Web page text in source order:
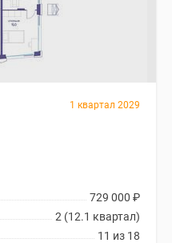
1 квартал 2029
729 000 ₽
2 (12.1 квартал)
11 из 18